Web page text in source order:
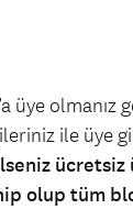
olmanız
ile üye
olup tüm